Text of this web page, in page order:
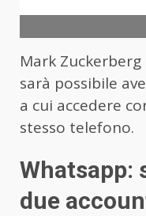
Mark
sarà possibile
a cui accedere
stesso telefono.
Whatsapp:
due